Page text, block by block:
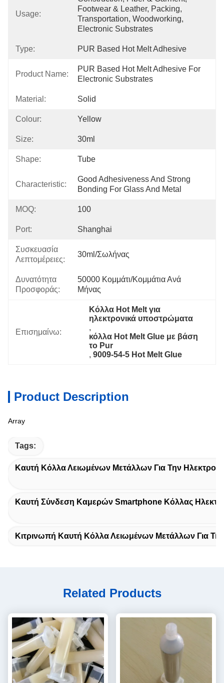
Usage:
Footwear & Leather, Packing,
Transportation, Woodworking,
Electronic Substrates
Type: PUR Based Hot Melt Adhesive
Product Name:
PUR Based Hot Melt Adhesive For
Electronic Substrates
Material: Solid
Colour: Yellow
Size: 30ml
Shape: Tube
Characteristic:
Good Adhesiveness And Strong
Bonding For Glass And Metal
MOQ: 100
Port: Shanghai
Συσκευασία
Λεπτομέρειες:
30ml/σωλήνας
Δυνατότητα
Προσφοράς:
50000 Κομμάτι/κομμάτια Ανά
Μήνας
Επισημαίνω:
Κόλλα Hot Melt για
ηλεκτρονικά υποστρώματα
,
κόλλα Hot Melt Glue με βάση
το Pur
, 9009-54-5 Hot Melt Glue
Product Description
Array
Tags:
Καυτή Κόλλα Λειωμένων Μετάλλων Για Την
Καυτή Σύνδεση Καμερών Smartphone Κόλλας
Κιτρινωπή Καυτή Κόλλα Λειωμένων Μετάλλων Για
Related Products